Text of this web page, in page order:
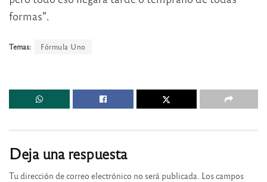
formas”.
Temas: Fórmula Uno
Deja una respuesta
Tu dirección de correo electrónico no será publicada. Los campos